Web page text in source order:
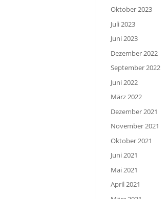
Oktober 2023
Juli 2023
Juni 2023
Dezember 2022
September 2022
Juni 2022
März 2022
Dezember 2021
November 2021
Oktober 2021
Juni 2021
Mai 2021
April 2021